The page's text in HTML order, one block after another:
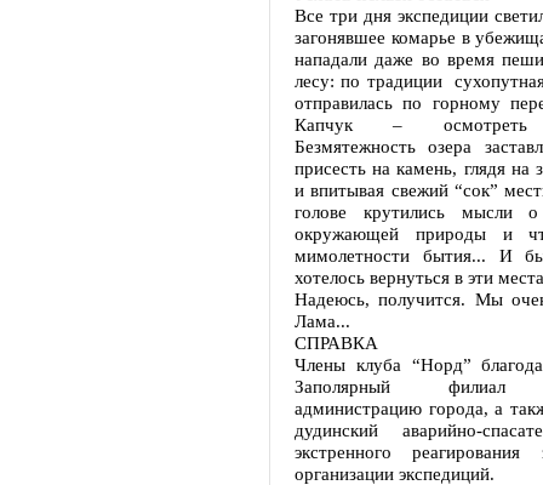
Все три дня экспедиции
загонявшее комарье в
нападали даже во время
лесу: по традиции
отправилась по горному
Капчук – осмотреть
Безмятежность озера
присесть на камень, глядя на
и впитывая свежий “сок”
голове крутились мысли
окружающей природы и
мимолетности бытия... И
хотелось вернуться в эти
Надеюсь, получится. Мы
Лама...
СПРАВКА
Члены клуба “Норд”
Заполярный филиал
администрацию города, а
дудинский аварийно-
экстренного
организации экспедиций.